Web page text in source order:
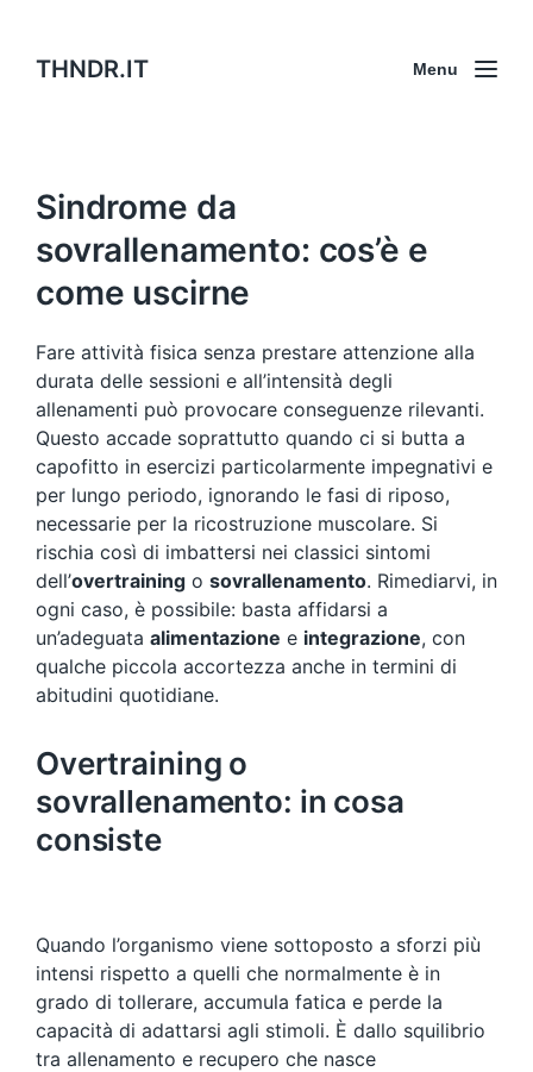
THNDR.IT Menu
Sindrome da
sovrallenamento: cos’è e
come uscirne
Fare attività fisica senza prestare attenzione alla
durata delle sessioni e all’intensità degli
allenamenti può provocare conseguenze rilevanti.
Questo accade soprattutto quando ci si butta a
capofitto in esercizi particolarmente impegnativi e
per lungo periodo, ignorando le fasi di riposo,
necessarie per la ricostruzione muscolare. Si
rischia così di imbattersi nei classici sintomi
dell’overtraining o sovrallenamento. Rimediarvi, in
ogni caso, è possibile: basta affidarsi a
un’adeguata alimentazione e integrazione, con
qualche piccola accortezza anche in termini di
abitudini quotidiane.
Overtraining o
sovrallenamento: in cosa
consiste
Quando l’organismo viene sottoposto a sforzi più
intensi rispetto a quelli che normalmente è in
grado di tollerare, accumula fatica e perde la
capacità di adattarsi agli stimoli. È dallo squilibrio
tra allenamento e recupero che nasce